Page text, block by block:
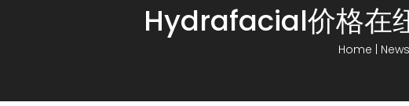
Hydrafacial价格在
Home News